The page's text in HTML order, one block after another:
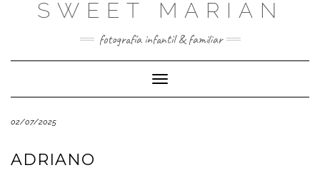
SWEET MARIAN
fotografía infantil & familiar
Cambiar
modo
02/07/2025
ADRIANO